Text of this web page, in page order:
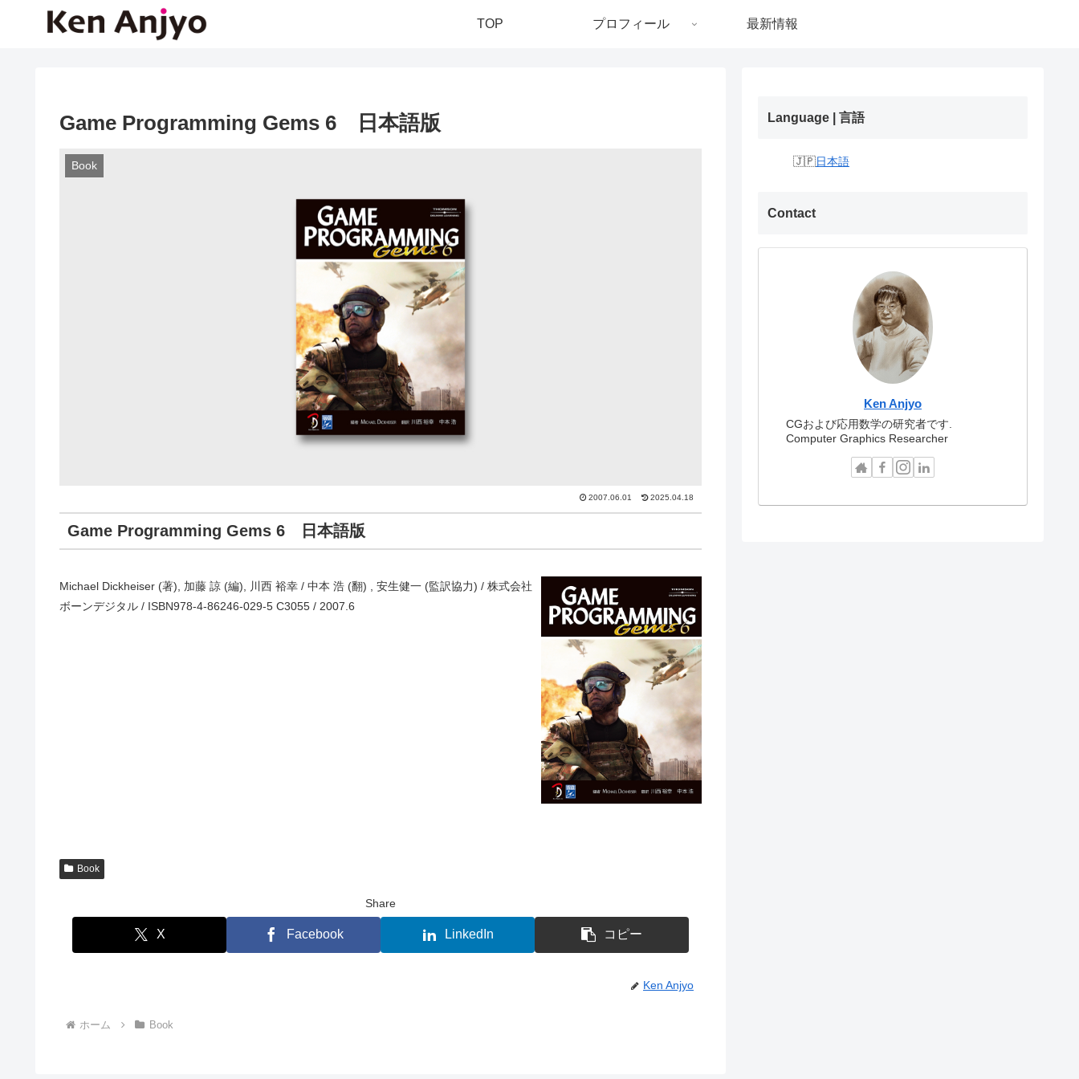
TOP プロフィール 最新情報
Game Programming Gems 6 日本語版
Book
2007.06.01 2025.04.18
Game Programming Gems 6 日本語版
Michael Dickheiser (著), 加藤 諒 (編), 川西 裕幸 / 中本 浩 (翻) , 安生健一 (監訳協力) / 株式会社
ボーンデジタル / ISBN978-4-86246-029-5 C3055 / 2007.6
Book
Share
X Facebook LinkedIn コピー
Ken Anjyo
ホーム Book
Language | 言語
日本語
Contact
Ken Anjyo
CGおよび応用数学の研究者です.
Computer Graphics Researcher